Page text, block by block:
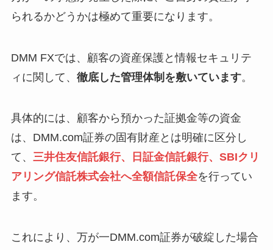
られるかどうかは極めて重要になります。
DMM FXでは、顧客の資産保護と情報セキュリテ
ィに関して、 徹底した管理体制を敷いています。
具体的には、顧客から預かった証拠金等の資金
は、DMM.com証券の固有財産とは明確に区分し
て、 三井住友信託銀行、日証金信託銀行、SBIクリ
アリング信託株式会社へ全額信託保全を行ってい
ます。
これにより、万が一DMM.com証券が破綻した場合